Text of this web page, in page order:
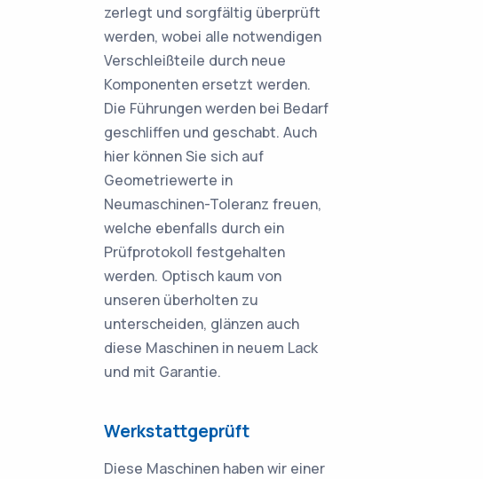
zerlegt und sorgfältig überprüft
werden, wobei alle notwendigen
Verschleißteile durch neue
Komponenten ersetzt werden.
Die Führungen werden bei Bedarf
geschliffen und geschabt. Auch
hier können Sie sich auf
Geometriewerte in
Neumaschinen-Toleranz freuen,
welche ebenfalls durch ein
Prüfprotokoll festgehalten
werden. Optisch kaum von
unseren überholten zu
unterscheiden, glänzen auch
diese Maschinen in neuem Lack
und mit Garantie.
Werkstattgeprüft
Diese Maschinen haben wir einer